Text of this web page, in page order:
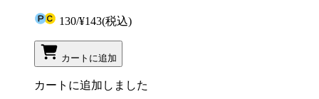
130/¥143(税込)
カートに追加
カートに追加しました